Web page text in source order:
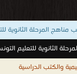
المرحلة الثانوية
الثانوية للتعليم
والكتب الدراسية